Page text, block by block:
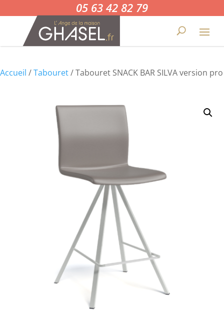
05 63 42 82 79
Accueil /Tabouret/ Tabouret SNACK BAR SILVA version pro